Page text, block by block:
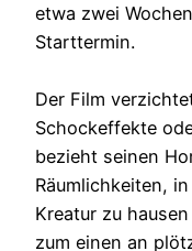
etwa zwei
Starttermin.
Der Film
Schockeffekte
bezieht seinen
Räumlichkeiten,
Kreatur zu
zum einen an